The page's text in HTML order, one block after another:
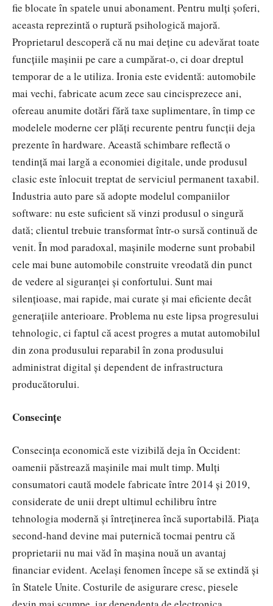
fie blocate în spatele unui abonament. Pentru mulți șoferi,
aceasta reprezintă o ruptură psihologică majoră.
Proprietarul descoperă că nu mai deține cu adevărat toate
funcțiile mașinii pe care a cumpărat-o, ci doar dreptul
temporar de a le utiliza. Ironia este evidentă: automobile
mai vechi, fabricate acum zece sau cincisprezece ani,
ofereau anumite dotări fără taxe suplimentare, în timp ce
modelele moderne cer plăți recurente pentru funcții deja
prezente în hardware. Această schimbare reflectă o
tendință mai largă a economiei digitale, unde produsul
clasic este înlocuit treptat de serviciul permanent taxabil.
Industria auto pare să adopte modelul companiilor
software: nu este suficient să vinzi produsul o singură
dată; clientul trebuie transformat într-o sursă continuă de
venit. În mod paradoxal, mașinile moderne sunt probabil
cele mai bune automobile construite vreodată din punct
de vedere al siguranței și confortului. Sunt mai
silențioase, mai rapide, mai curate și mai eficiente decât
generațiile anterioare. Problema nu este lipsa progresului
tehnologic, ci faptul că acest progres a mutat automobilul
din zona produsului reparabil în zona produsului
administrat digital și dependent de infrastructura
producătorului.
Consecințe
Consecința economică este vizibilă deja în Occident:
oamenii păstrează mașinile mai mult timp. Mulți
consumatori caută modele fabricate între 2014 și 2019,
considerate de unii drept ultimul echilibru între
tehnologia modernă și întreținerea încă suportabilă. Piața
second-hand devine mai puternică tocmai pentru că
proprietarii nu mai văd în mașina nouă un avantaj
financiar evident. Același fenomen începe să se extindă și
în Statele Unite. Costurile de asigurare cresc, piesele